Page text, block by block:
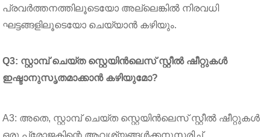
പ്രവർത്തനത്തിലൂടെയോ അല്ലെങ്കിൽ നിരവധി
ഘട്ടങ്ങളിലൂടെയോ ചെയ്യാൻ കഴിയും.
Q3: സ്റ്റാമ്പ് ചെയ്ത സ്റ്റെയിൻലെസ് സ്റ്റീൽ ഷീറ്റുകൾ
ഇഷ്ടാനുസൃതമാക്കാൻ കഴിയുമോ?
A3: അതെ, സ്റ്റാമ്പ് ചെയ്ത സ്റ്റെയിൻലെസ് സ്റ്റീൽ ഷീറ്റുകൾ
ഒരു പ്രോജക്റ്റിന്റെ ആവശ്യങ്ങൾക്കനുസരിച്ച്